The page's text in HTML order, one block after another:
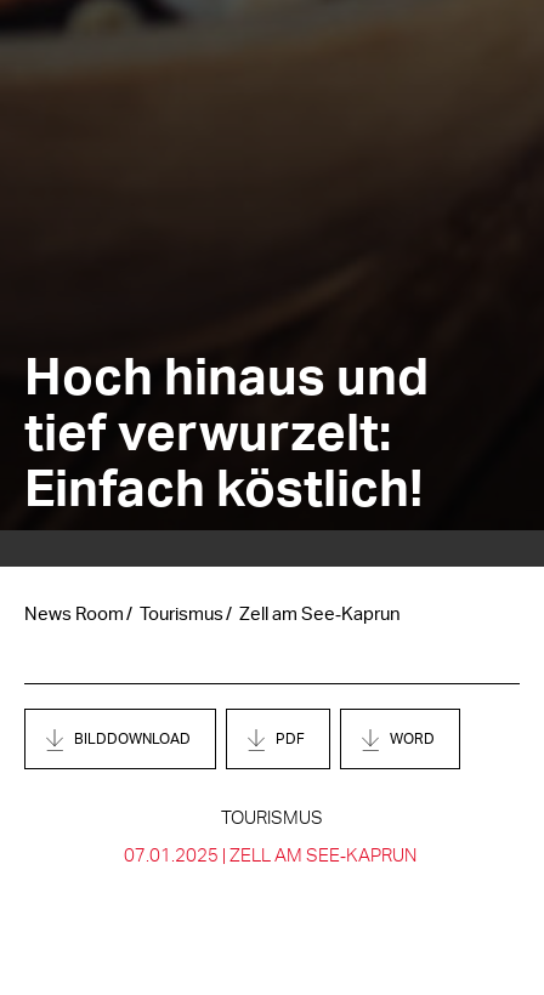
Hoch hinaus und
tief verwurzelt:
Einfach köstlich!
News Room Tourismus Zell am See‑Kaprun
BILDDOWNLOAD PDF WORD
TOURISMUS
07.01.2025 | ZELL AM SEE‑KAPRUN